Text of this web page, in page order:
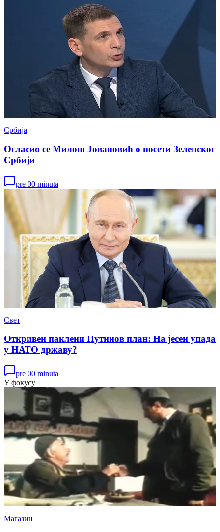
Србија
Огласио се Милош Јовановић о посети Зеленског
Србији
pre 00 minuta
Свет
Откривен паклени Путинов план: На јесен упада
у НАТО државу?
pre 00 minuta
У фокусу
Магазин